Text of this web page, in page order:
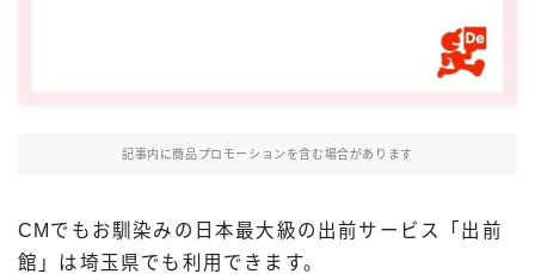
フードデリバリークーポン比較
記事内に商品プロモーションを含む場合があります
CMでもお馴染みの日本最大級の出前サービス「出前
館」は埼玉県でも利用できます。